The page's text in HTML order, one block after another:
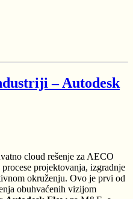
– Autodesk
cloud rešenje za AECO
projektovanja, izgradnje
okruženju. Ovo je prvi od
obuhvaćenih vizijom